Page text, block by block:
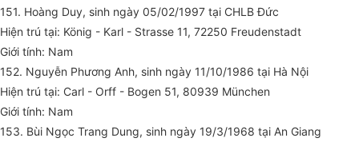
151. Hoàng Duy, sinh ngày 05/02/1997 tại CHLB Đức
Hiện trú tại: König - Karl - Strasse 11, 72250 Freudenstadt
Giới tính: Nam
152. Nguyễn Phương Anh, sinh ngày 11/10/1986 tại Hà Nội
Hiện trú tại: Carl - Orff - Bogen 51, 80939 München
Giới tính: Nam
153. Bùi Ngọc Trang Dung, sinh ngày 19/3/1968 tại An Giang